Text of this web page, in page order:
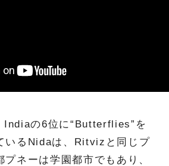
の6位に“Butterflies”を
いるNidaは、Ritvizと同じプ
ネーは学園都市でもあり、